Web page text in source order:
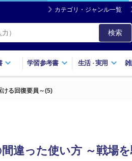
カテゴリ・ジャンル一覧
検索
学習参考書 生活・実用
ける回復要員～(5)
違った使い方 ～戦場